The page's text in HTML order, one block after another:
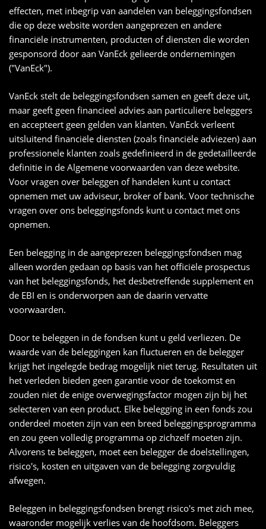
effecten, met inbegrip van aandelen van beleggingsfondsen
die op deze website worden aangeprezen en andere
financiële instrumenten, producten of diensten die worden
gesponsord door aan VanEck gelieerde ondernemingen
("VanEck").
VanEck stelt de beleggingsfondsen samen en geeft deze uit,
maar geeft geen financieel advies aan particuliere beleggers
en accepteert geen gelden van klanten. VanEck verleent
uitsluitend financiële diensten (zoals financiële adviezen) aan
professionele klanten zoals gedefinieerd in de gedetailleerde
definitie in de Algemene voorwaarden van deze website.
Voor vragen over beleggen of handelen kunt u contact
opnemen met uw adviseur, broker of bank. Voor technische
vragen over ons beleggingsfonds kunt u contact met ons
opnemen.
Een belegging in de aangeprezen beleggingsfondsen mag
alleen worden gedaan op basis van het officiële prospectus
van het beleggingsfonds, het desbetreffende supplement en
de EBI en is onderworpen aan de daarin vervatte
voorwaarden.
Door te beleggen in de fondsen kunt u geld verliezen. De
waarde van de beleggingen kan fluctueren en de belegger
krijgt het ingelegde bedrag mogelijk niet terug. Resultaten uit
het verleden bieden geen garantie voor de toekomst en
zouden niet de enige overwegingsfactor mogen zijn bij het
selecteren van een product. Elke belegging in een fonds zou
onderdeel moeten zijn van een breed beleggingsprogramma
en zou geen volledig programma op zichzelf moeten zijn.
Alvorens te beleggen, moet een belegger de doelstellingen,
risico's, kosten en uitgaven van de belegging zorgvuldig
afwegen.
Beleggen in beleggingsfondsen brengt risico's met zich mee,
waaronder mogelijk verlies van de hoofdsom. Beleggers